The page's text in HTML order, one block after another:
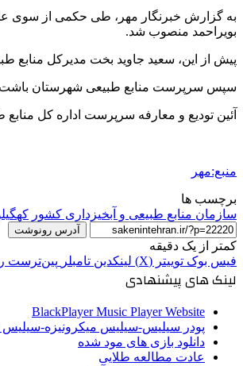
به گزارش خبرنگار مهر، طی حکمی از سوی
بویراحمد منصوب شد.
پیش از این، سعید جاوید بخت مدیرکل منابع
سپس سرپرست منابع طبیعی شهرستان باشت
آئین تودیع و معارفه سرپرست اداره کل
منبع:مهر
برچسب ها
سازمان منابع طبیعی و آبخیزداری کشور
آدرس رونوشت
کمتر از یک دقیقه
فیس بوک توییتر (X) لینکدین ‫تامبلر ‫پین‌ترست
لینک های پیشنهادی
BlackPlayer Music Player Website
پودر سیلیس-سیلیس میکرونیزه-
دانلود بازی های مود شده
عادت مطالعه طلایی